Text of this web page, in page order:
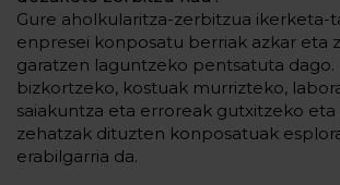
Gure aholkularitza-zerbitzua ikerketa-
enpresei konposatu berriak azkar eta
garatzen laguntzeko pentsatuta dago.
bizkortzeko, kostuak murrizteko,
saiakuntza eta erroreak gutxitzeko
zehatzak dituzten konposatuak
erabilgarria da.